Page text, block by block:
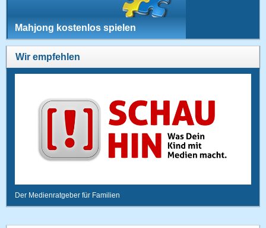
Mahjong kostenlos spielen
Wir empfehlen
Der Medienratgeber für Familien